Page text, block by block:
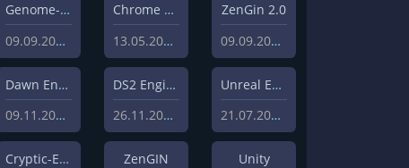
Genome-Engine
09.09.2019
Chrome Engine 2
13.05.2010
ZenGin 2.0
09.09.2019
Dawn Engine
09.11.2018
DS2 Engine
26.11.2019
Unreal Engine 5
21.07.2020
Cryptic-Engine
ZenGIN
Unity